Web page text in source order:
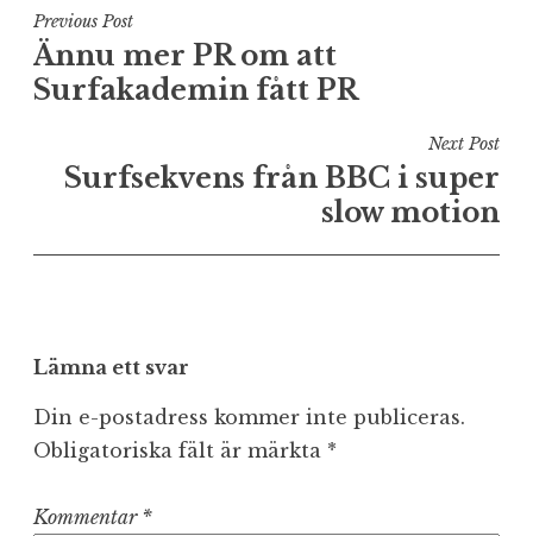
Inläggsnavigering
Previous Post
Ännu mer PR om att
Surfakademin fått PR
Next Post
Surfsekvens från BBC i super
slow motion
Lämna ett svar
Din e-postadress kommer inte publiceras.
Obligatoriska fält är märkta *
Kommentar *